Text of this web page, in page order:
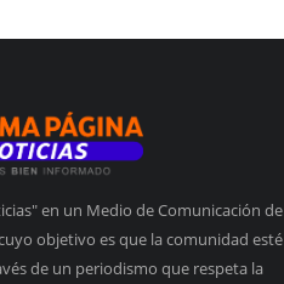
en un Medio de Comunicación de
objetivo es que la comunidad esté
de un periodismo que respeta la